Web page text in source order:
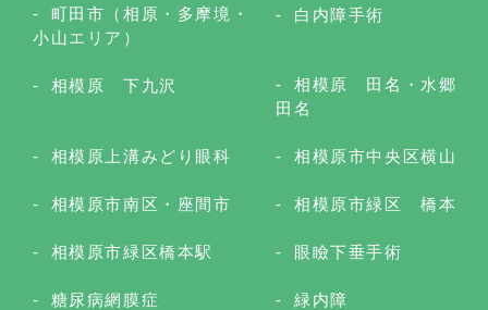
町田市（相原・多摩境・
小山エリア）
白内障手術
相模原 下九沢
相模原 田名・水郷
田名
相模原上溝みどり眼科 相模原市中央区横山
相模原市南区・座間市 相模原市緑区 橋本
相模原市緑区橋本駅 眼瞼下垂手術
糖尿病網膜症 緑内障